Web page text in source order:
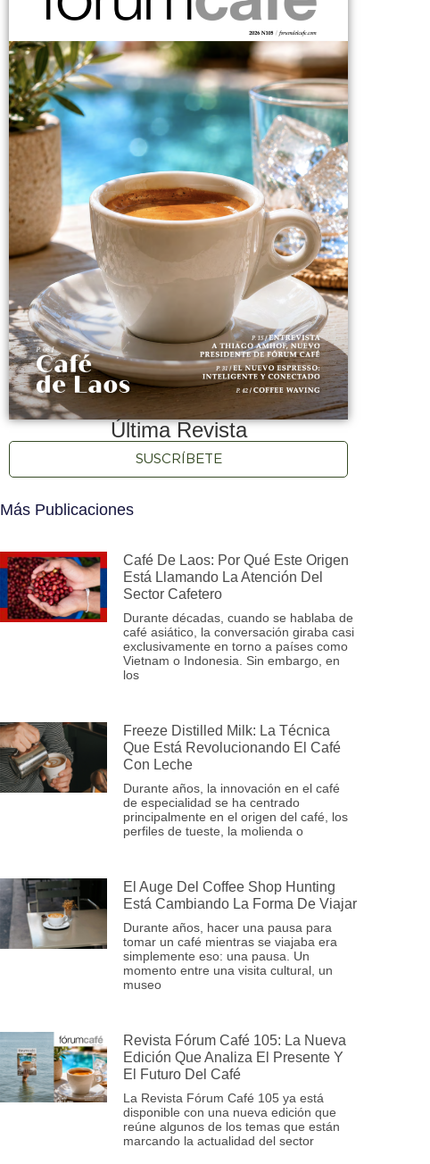
Última Revista
SUSCRÍBETE
Más Publicaciones
Café De Laos: Por Qué Este Origen
Está Llamando La Atención Del
Sector Cafetero
Durante décadas, cuando se hablaba de
café asiático, la conversación giraba casi
exclusivamente en torno a países como
Vietnam o Indonesia. Sin embargo, en
los
Freeze Distilled Milk: La Técnica
Que Está Revolucionando El Café
Con Leche
Durante años, la innovación en el café
de especialidad se ha centrado
principalmente en el origen del café, los
perfiles de tueste, la molienda o
El Auge Del Coffee Shop Hunting
Está Cambiando La Forma De Viajar
Durante años, hacer una pausa para
tomar un café mientras se viajaba era
simplemente eso: una pausa. Un
momento entre una visita cultural, un
museo
Revista Fórum Café 105: La Nueva
Edición Que Analiza El Presente Y
El Futuro Del Café
La Revista Fórum Café 105 ya está
disponible con una nueva edición que
reúne algunos de los temas que están
marcando la actualidad del sector